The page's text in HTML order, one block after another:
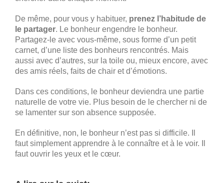
De même, pour vous y habituer, prenez l’habitude de
le partager. Le bonheur engendre le bonheur.
Partagez-le avec vous-même, sous forme d’un petit
carnet, d’une liste des bonheurs rencontrés. Mais
aussi avec d’autres, sur la toile ou, mieux encore, avec
des amis réels, faits de chair et d’émotions.
Dans ces conditions, le bonheur deviendra une partie
naturelle de votre vie. Plus besoin de le chercher ni de
se lamenter sur son absence supposée.
En définitive, non, le bonheur n’est pas si difficile. Il
faut simplement apprendre à le connaître et à le voir. Il
faut ouvrir les yeux et le cœur.